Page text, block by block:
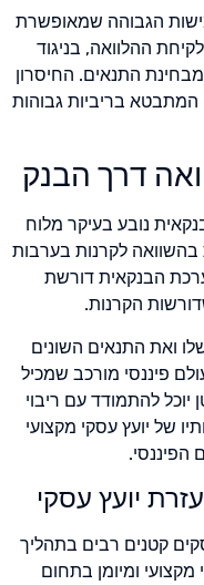
הגבוהה שמאופשרת
ההלוואה, בניגוד
התנאים. החיסרון
בריביות גבוהות
דרך הבנק
נובע בעיקר מלוח
לקרנות בערבות
הבנקאית דורשת
הקרנות.
ואת התנאים השונים
פיננסי מורכב שמכיל
להתמודד עם ריבוי
של יועץ עסקי מקצועי
הפיננסי.
יועץ עסקי
קטנים רבים בתהליך
ומיומן בתחום